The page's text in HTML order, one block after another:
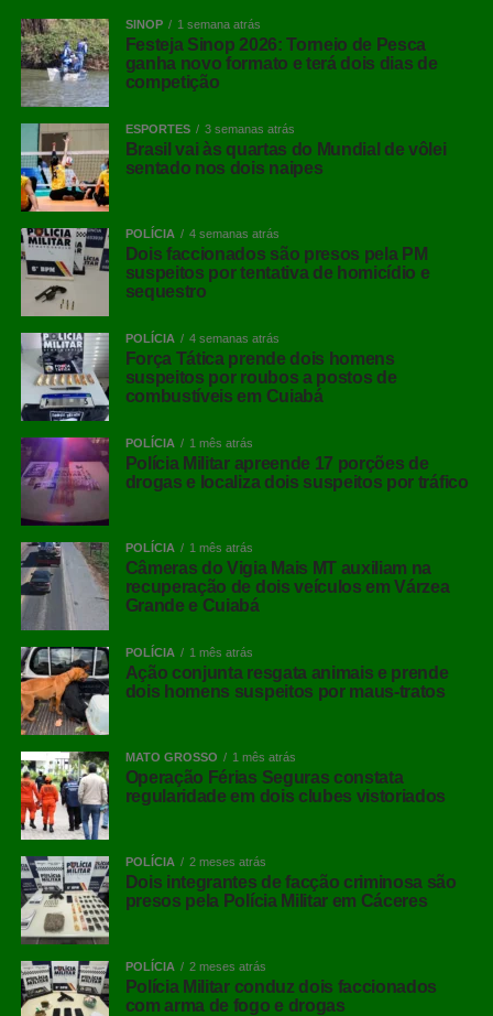
SINOP 1 semana atrás
Festeja Sinop 2026: Torneio de Pesca
ganha novo formato e terá dois dias de
competição
ESPORTES 3 semanas atrás
Brasil vai às quartas do Mundial de vôlei
sentado nos dois naipes
POLÍCIA 4 semanas atrás
Dois faccionados são presos pela PM
suspeitos por tentativa de homicídio e
sequestro
POLÍCIA 4 semanas atrás
Força Tática prende dois homens
suspeitos por roubos a postos de
combustíveis em Cuiabá
POLÍCIA 1 mês atrás
Polícia Militar apreende 17 porções de
drogas e localiza dois suspeitos por tráfico
POLÍCIA 1 mês atrás
Câmeras do Vigia Mais MT auxiliam na
recuperação de dois veículos em Várzea
Grande e Cuiabá
POLÍCIA 1 mês atrás
Ação conjunta resgata animais e prende
dois homens suspeitos por maus-tratos
MATO GROSSO 1 mês atrás
Operação Férias Seguras constata
regularidade em dois clubes vistoriados
POLÍCIA 2 meses atrás
Dois integrantes de facção criminosa são
presos pela Polícia Militar em Cáceres
POLÍCIA 2 meses atrás
Polícia Militar conduz dois faccionados
com arma de fogo e drogas